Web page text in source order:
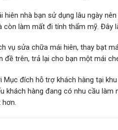
hiên nhà bạn sử dụng lâu ngày
còn làm mất đi tính thẩm mỹ. Đây
vụ sửa chữa mái hiên, thay bạt
đề trên, trả lại cho bạn một mái
Mục đích hỗ trợ khách hàng tại
khách hàng đang có nhu cầu
hơn.